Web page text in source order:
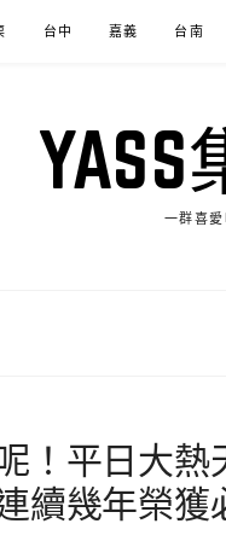
台中 嘉義 台南
YASS
一群喜
！平日大熱
續幾年榮獲